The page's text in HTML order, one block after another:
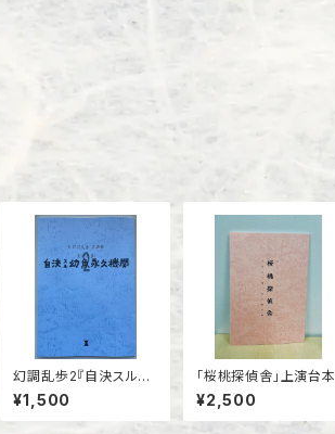
幻調乱歩2『自決スル幼
魚永久機関』上演台本
¥1,500
「桜桃探偵舎」上演台本
¥2,500